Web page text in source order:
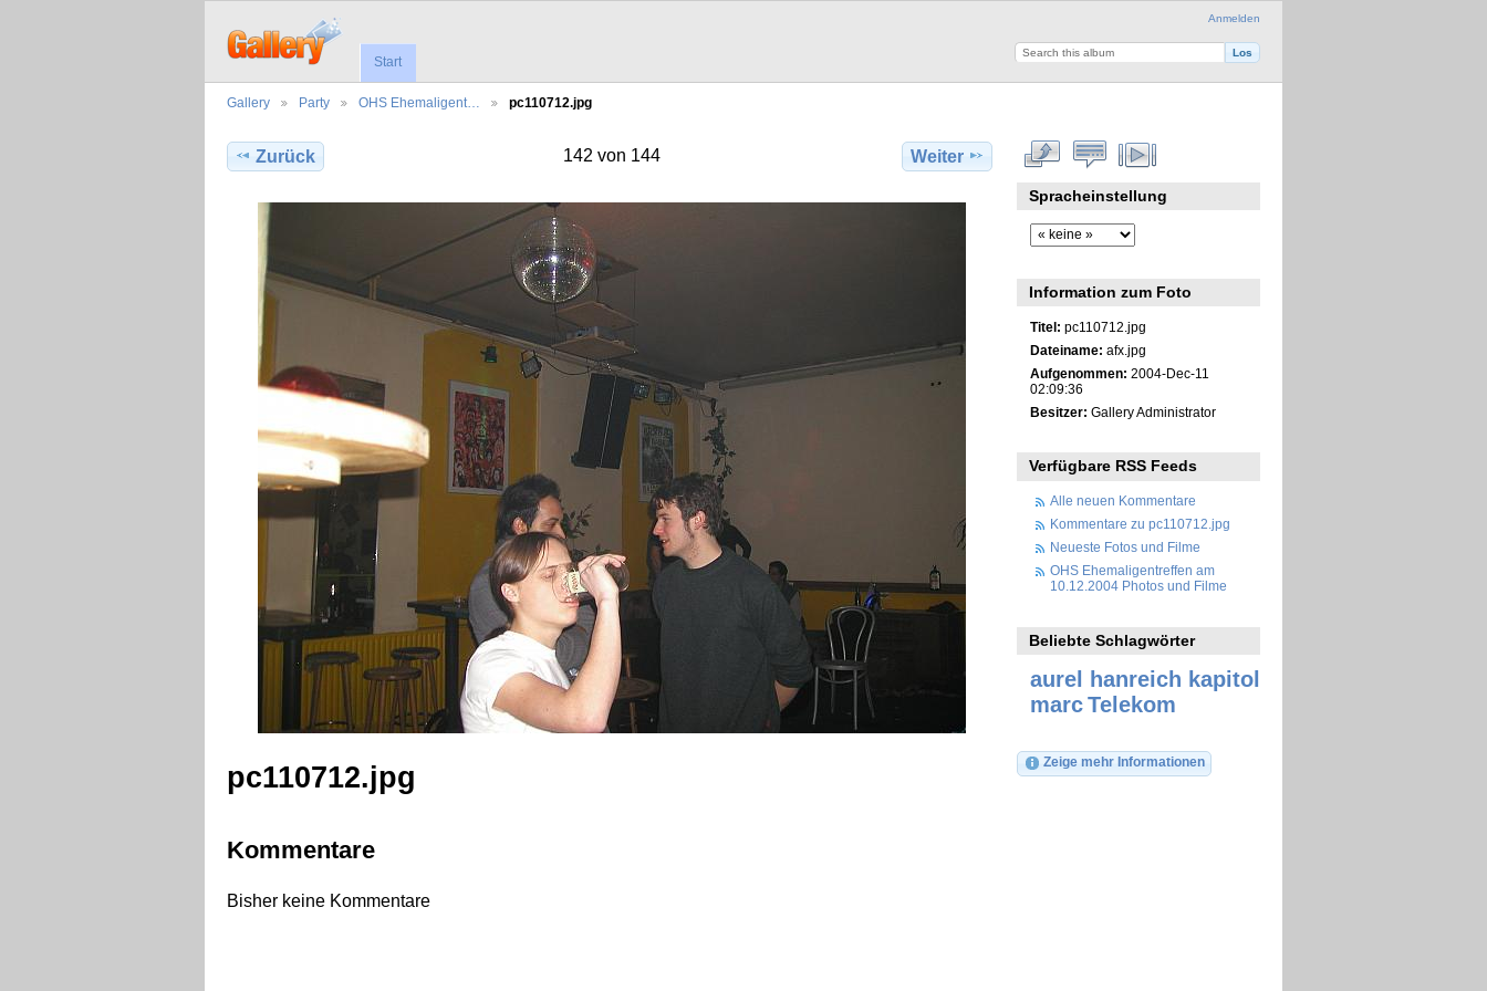
Anmelden
Start
Gallery Party OHS Ehemaligent… pc110712.jpg
Zurück 142 von 144 Weiter
pc110712.jpg
Kommentare
Bisher keine Kommentare
Spracheinstellung
Information zum Foto
Titel: pc110712.jpg
Dateiname: afx.jpg
Aufgenommen: 2004-Dec-11
02:09:36
Besitzer: Gallery Administrator
Verfügbare RSS Feeds
Alle neuen Kommentare
Kommentare zu pc110712.jpg
Neueste Fotos und Filme
OHS Ehemaligentreffen am
10.12.2004 Photos und Filme
Beliebte Schlagwörter
aurel hanreich kapitol
marcTelekom
Zeige mehr Informationen